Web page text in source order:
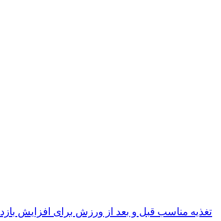
تغذیه مناسب قبل و بعد از ورزش برای افزایش